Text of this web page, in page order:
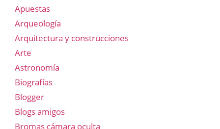
Apuestas
Arqueología
Arquitectura y construcciones
Arte
Astronomía
Biografías
Blogger
Blogs amigos
Bromas cámara oculta